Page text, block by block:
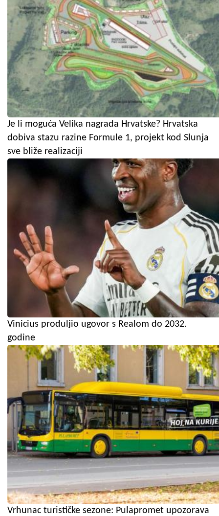
Je li moguća Velika nagrada Hrvatske? Hrvatska
dobiva stazu razine Formule 1, projekt kod Slunja
sve bliže realizaciji
Vinicius produljio ugovor s Realom do 2032.
godine
Vrhunac turističke sezone: Pulapromet upozorava